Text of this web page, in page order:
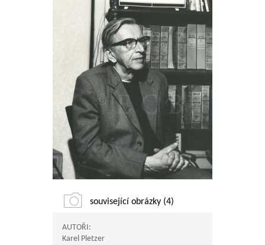
související obrázky (4)
AUTOŘI:
Karel Pletzer